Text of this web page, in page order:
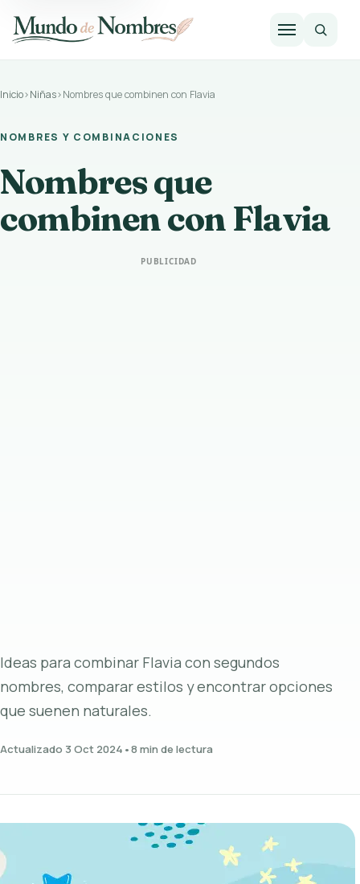
Inicio›Niñas›Nombres que combinen con Flavia
NOMBRES Y COMBINACIONES
Nombres que
combinen con Flavia
PUBLICIDAD
Ideas para combinar Flavia con segundos
nombres, comparar estilos y encontrar opciones
que suenen naturales.
Actualizado 3 Oct 2024 •8 min de lectura